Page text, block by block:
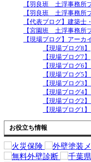
【羽良班 土浮事務所
【羽良班 土浮事務所
【代表ブログ】建築
【宮園班 土浮事務所
【現場ブログ】アーカ
【現場ブログ8】
【現場ブログ7】
【現場ブログ6
【現場ブログ5
【現場ブログ3
【現場ブログ4
【現場ブログ2
【現場ブログ1
お役立ち情報